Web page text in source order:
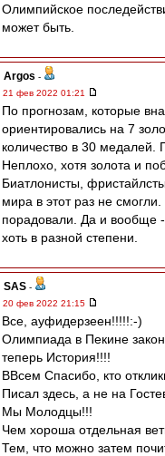
Олимпийское
может быть.
Argos -
21 фев 2022 01:21
По прогнозам, которые
ориентировались на 7
количество в 30 медалей.
Неплохо, хотя золота и
Биатлонисты,
мира в этот раз не
порадовали. Да и вообще -
хоть в разной степени.
SAS -
20 фев 2022 21:15
Все, ауфидерзеен!!!!!:-)
Олимпиада в Пекине
теперь История!!!!
ВВсем Спасибо, кто
Писал здесь, а не на
Мы Молодцы!!!
Чем хороша отдельная
Тем, что можно затем